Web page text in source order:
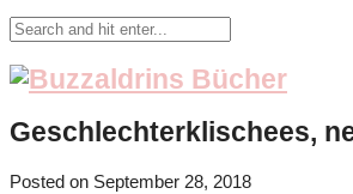
Geschlechterklischees,
Posted on September 28, 2018